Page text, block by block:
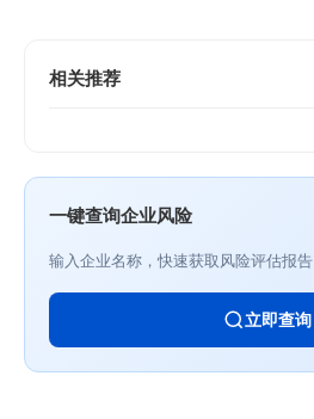
相关推荐
一键查询企业风险
输入企业名称，快速获取风险评估报告
立即查询